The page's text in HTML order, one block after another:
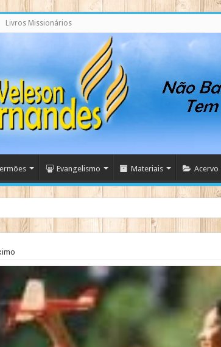
Livros Missionários
Evangelismo Materiais Acervo